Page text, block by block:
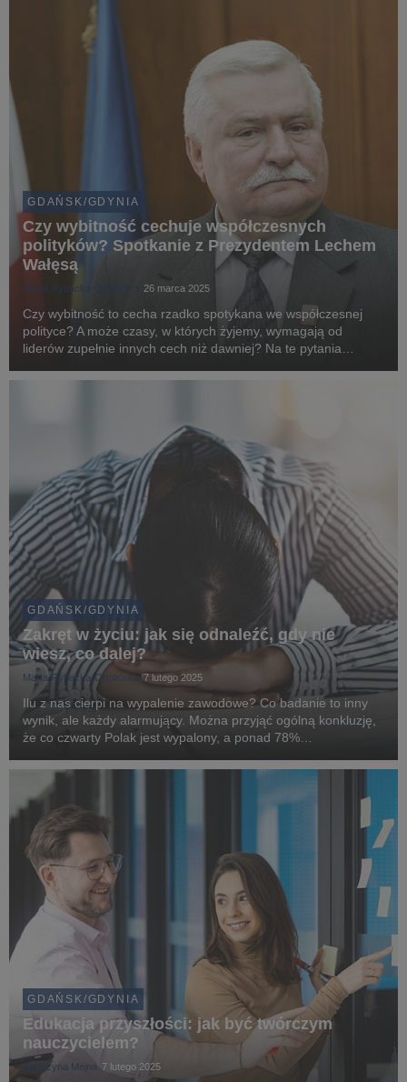
GDAŃSK/GDYNIA
Czy wybitność cechuje współczesnych
polityków? Spotkanie z Prezydentem Lechem
Wałęsą
Marta Rybacka-Odolińska 26 marca 2025
Czy wybitność to cecha rzadko spotykana we współczesnej
polityce? A może czasy, w których żyjemy, wymagają od
liderów zupełnie innych cech niż dawniej? Na te pytania
Uniwersytecie WSB Merito w Gdańsku.
GDAŃSK/GDYNIA
Zakręt w życiu: jak się odnaleźć, gdy nie
wiesz, co dalej?
Marta Rybacka-Odolińska 7 lutego 2025
Ilu z nas cierpi na wypalenie zawodowe? Co badanie to inny
wynik, ale każdy alarmujący. Można przyjąć ogólną konkluzję,
że co czwarty Polak jest wypalony, a ponad 78%
występowanie przynajmniej jednego z kilkunastu s...
GDAŃSK/GDYNIA
Edukacja przyszłości: jak być twórczym
nauczycielem?
Katarzyna Mejna 7 lutego 2025